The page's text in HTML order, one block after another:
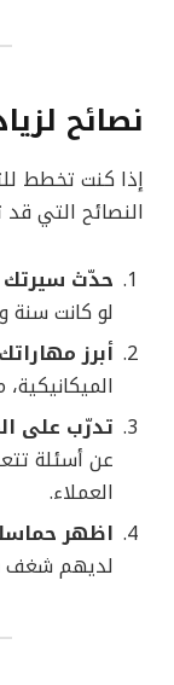
نصائح
إذا كنت تخطط
النصائح التي
حدّث سيرتك
لو كانت
أبرز
تدرّب على
عن أسئلة
العملاء.
اظهر
لديهم شغف